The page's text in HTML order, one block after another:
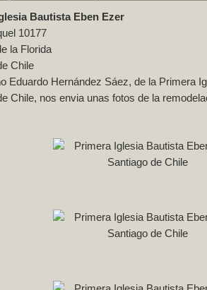
Bautista Eben Ezer
10177
la Florida
Chile
Eduardo Hernández Sáez, de la Primera
Chile, nos envia unas fotos de la